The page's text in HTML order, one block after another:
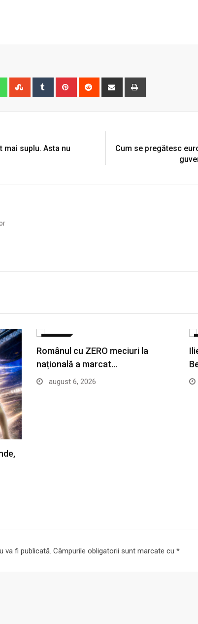
WhatsappStumbleUpon
Tumblr Pinterest Reddit
Share
mai suplu. Asta nu
Cum se pregătesc
Românul cu ZERO meciuri la
națională a marcat…
august 6, 2026
va fi publicată. Câmpurile obligatorii sunt marcate cu *